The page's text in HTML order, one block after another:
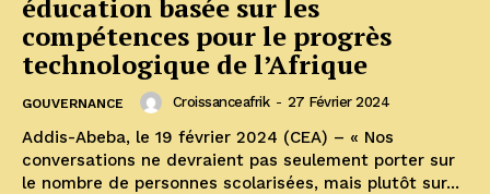
éducation basée sur les
compétences pour le progrès
technologique de l’Afrique
GOUVERNANCE Croissanceafrik - 27 Février 2024
Addis-Abeba, le 19 février 2024 (CEA) – « Nos
conversations ne devraient pas seulement porter sur
le nombre de personnes scolarisées, mais plutôt sur...